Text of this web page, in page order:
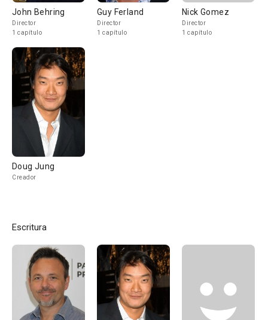
John Behring
Director
1 capítulo
Guy Ferland
Director
1 capítulo
Nick Gomez
Director
1 capítulo
Doug Jung
Creador
Escritura